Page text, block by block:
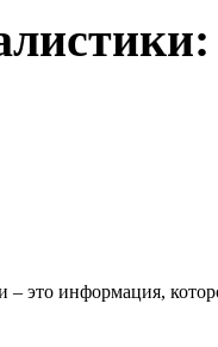
это информация,